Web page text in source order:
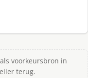
voorkeursbron in
terug.